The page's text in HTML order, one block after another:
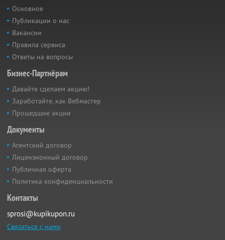
Основное
Публикации о нас
Вакансии
Правила сервиса
Ответы на вопросы
Бизнес-Партнёрам
Давайте сделаем акцию!
Заработайте, как Вебмастер
Прошедшие акции
Документы
Агентский договор
Лицензионный договор
Публичная оферта
Политика конфиденциальности
Контакты
sprosi@kupikupon.ru
Связаться с нами